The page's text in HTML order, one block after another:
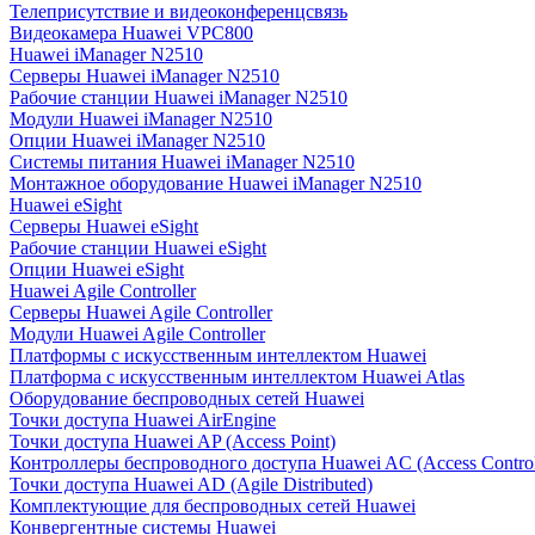
Телеприсутствие и видеоконференцсвязь
Видеокамера Huawei VPC800
Huawei iManager N2510
Серверы Huawei iManager N2510
Рабочие станции Huawei iManager N2510
Модули Huawei iManager N2510
Опции Huawei iManager N2510
Системы питания Huawei iManager N2510
Монтажное оборудование Huawei iManager N2510
Huawei eSight
Серверы Huawei eSight
Рабочие станции Huawei eSight
Опции Huawei eSight
Huawei Agile Controller
Серверы Huawei Agile Controller
Модули Huawei Agile Controller
Платформы с искусственным интеллектом Huawei
Платформа с искусственным интеллектом Huawei Atlas
Оборудование беспроводных сетей Huawei
Точки доступа Huawei AirEngine
Точки доступа Huawei AP (Access Point)
Контроллеры беспроводного доступа Huawei AC (Access
Точки доступа Huawei AD (Agile Distributed)
Комплектующие для беспроводных сетей Huawei
Конвергентные системы Huawei